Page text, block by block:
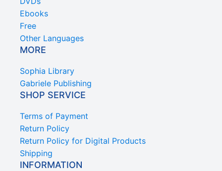
Ebooks
Free
Other Languages
MORE
Sophia Library
Gabriele Publishing
SHOP SERVICE
Terms of Payment
Return Policy
Return Policy for Digital Products
Shipping
INFORMATION